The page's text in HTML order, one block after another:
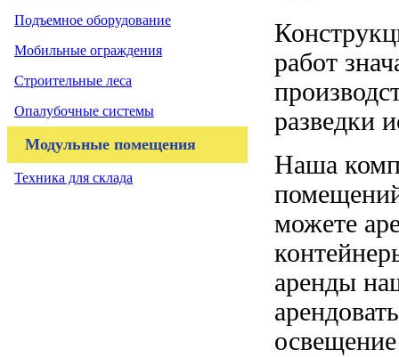
Подъемное оборудование
Мобильные ограждения
Строительные леса
Опалубочные системы
Модульные помещения
Техника для склада
работ
разведки
Наша
можете
аренды